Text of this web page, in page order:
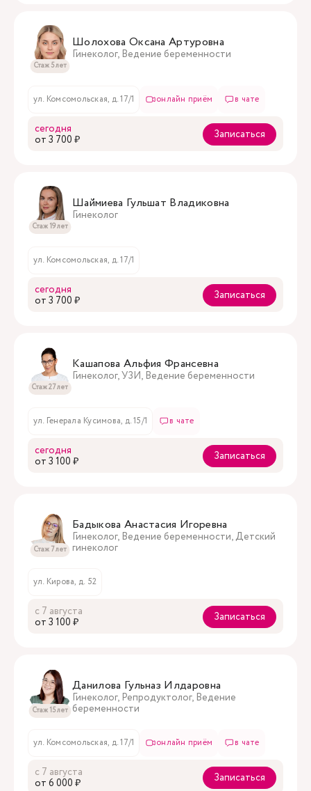
Стаж 5 лет
Шолохова Оксана Артуровна
Гинеколог, Ведение беременности
ул. Комсомольская, д. 17/1 онлайн приём в чате
сегодня
oт 3 700 ₽
Записаться
Стаж 19 лет
Шаймиева Гульшат Владиковна
Гинеколог
ул. Комсомольская, д. 17/1
сегодня
oт 3 700 ₽
Записаться
Стаж 27 лет
Кашапова Альфия Франсевна
Гинеколог, УЗИ, Ведение беременности
ул. Генерала Кусимова, д. 15/1 в чате
сегодня
oт 3 100 ₽
Записаться
Стаж 7 лет
Бадыкова Анастасия Игоревна
Гинеколог, Ведение беременности, Детский
гинеколог
ул. Кирова, д. 52
с 7 августа
oт 3 100 ₽
Записаться
Стаж 15 лет
Данилова Гульназ Илдаровна
Гинеколог, Репродуктолог, Ведение
беременности
ул. Комсомольская, д. 17/1 онлайн приём в чате
с 7 августа
oт 6 000 ₽
Записаться